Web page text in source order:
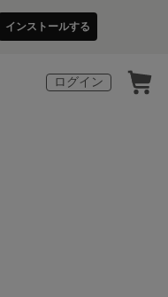
インストールする
ログイン